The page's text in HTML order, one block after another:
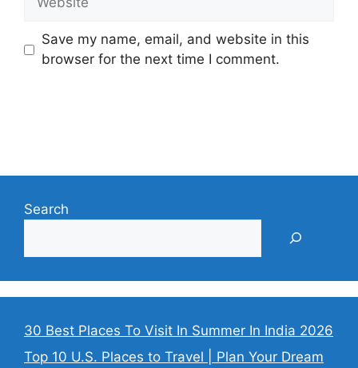
Save my name, email, and website in this
browser for the next time I comment.
Search
30 Best Places To Visit In Summer In India 2026
Top 10 U.S. Places to Travel | Plan Your Dream